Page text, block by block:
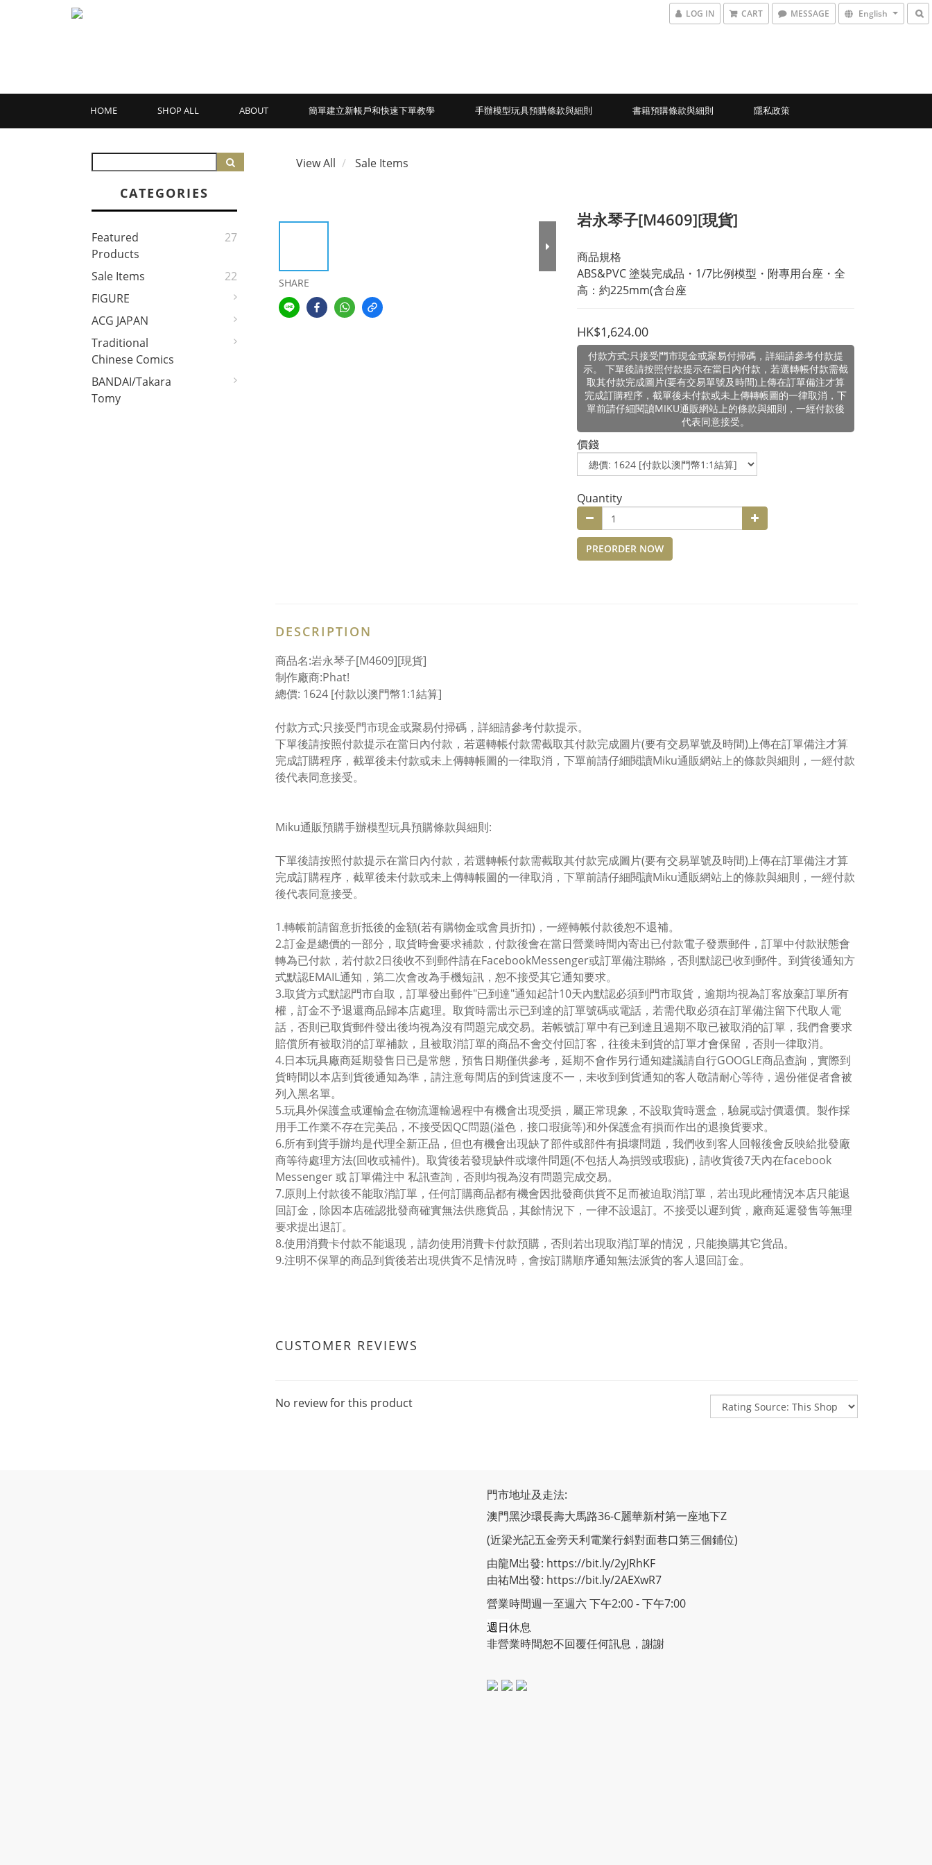
LOG IN CART MESSAGE English
HOME SHOP ALL ABOUT 簡單建立新帳戶和快速下單教學 手辦模型玩具預購條款與細則 書籍預購條款與細則 隱私政策
CATEGORIES
Featured
Products
27
Sale Items
22
FIGURE
ACG JAPAN
Traditional
Chinese Comics
BANDAI/Takara
Tomy
View All Sale Items
SHARE
岩永琴子[M4609][現貨]
商品規格
ABS&PVC 塗裝完成品・1/7比例模型・附專用台座・全
高：約225mm(含台座
HK$1,624.00
付款方式:只接受門市現金或聚易付掃碼，詳細請參考付款提
示。 下單後請按照付款提示在當日內付款，若選轉帳付款需截
取其付款完成圖片(要有交易單號及時間)上傳在訂單備注才算
完成訂購程序，截單後未付款或未上傳轉帳圖的一律取消，下
單前請仔細閱讀MIKU通販網站上的條款與細則，一經付款後
代表同意接受。
價錢
Quantity
PREORDER NOW
DESCRIPTION
商品名:岩永琴子[M4609][現貨]
制作廠商:Phat!
總價: 1624 [付款以澳門幣1:1結算]
付款方式:只接受門市現金或聚易付掃碼，詳細請參考付款提示。
下單後請按照付款提示在當日內付款，若選轉帳付款需截取其付款完成圖片(要有交易單號及時間)上傳在訂單備注才算
完成訂購程序，截單後未付款或未上傳轉帳圖的一律取消，下單前請仔細閱讀Miku通販網站上的條款與細則，一經付款
後代表同意接受。
Miku通販預購手辦模型玩具預購條款與細則:
下單後請按照付款提示在當日內付款，若選轉帳付款需截取其付款完成圖片(要有交易單號及時間)上傳在訂單備注才算
完成訂購程序，截單後未付款或未上傳轉帳圖的一律取消，下單前請仔細閱讀Miku通販網站上的條款與細則，一經付款
後代表同意接受。
1.轉帳前請留意折抵後的金額(若有購物金或會員折扣)，一經轉帳付款後恕不退補。
2.訂金是總價的一部分，取貨時會要求補款，付款後會在當日營業時間內寄出已付款電子發票郵件，訂單中付款狀態會
轉為已付款，若付款2日後收不到郵件請在FacebookMessenger或訂單備注聯絡，否則默認已收到郵件。到貨後通知方
式默認EMAIL通知，第二次會改為手機短訊，恕不接受其它通知要求。
3.取貨方式默認門市自取，訂單發出郵件"已到達"通知起計10天內默認必須到門市取貨，逾期均視為訂客放棄訂單所有
權，訂金不予退還商品歸本店處理。取貨時需出示已到達的訂單號碼或電話，若需代取必須在訂單備注留下代取人電
話，否則已取貨郵件發出後均視為沒有問題完成交易。若帳號訂單中有已到達且過期不取已被取消的訂單，我們會要求
賠償所有被取消的訂單補款，且被取消訂單的商品不會交付回訂客，往後未到貨的訂單才會保留，否則一律取消。
4.日本玩具廠商延期發售日已是常態，預售日期僅供參考，延期不會作另行通知建議請自行GOOGLE商品查詢，實際到
貨時間以本店到貨後通知為準，請注意每間店的到貨速度不一，未收到到貨通知的客人敬請耐心等待，過份催促者會被
列入黑名單。
5.玩具外保護盒或運輸盒在物流運輸過程中有機會出現受損，屬正常現象，不設取貨時選盒，驗屍或討價還價。製作採
用手工作業不存在完美品，不接受因QC問題(溢色，接口瑕疵等)和外保護盒有損而作出的退換貨要求。
6.所有到貨手辦均是代理全新正品，但也有機會出現缺了部件或部件有損壞問題，我們收到客人回報後會反映給批發廠
商等待處理方法(回收或補件)。取貨後若發現缺件或壞件問題(不包括人為損毀或瑕疵)，請收貨後7天內在facebook
Messenger 或 訂單備注中 私訊查詢，否則均視為沒有問題完成交易。
7.原則上付款後不能取消訂單，任何訂購商品都有機會因批發商供貨不足而被迫取消訂單，若出現此種情況本店只能退
回訂金，除因本店確認批發商確實無法供應貨品，其餘情況下，一律不設退訂。不接受以遲到貨，廠商延遲發售等無理
要求提出退訂。
8.使用消費卡付款不能退現，請勿使用消費卡付款預購，否則若出現取消訂單的情況，只能換購其它貨品。
9.注明不保單的商品到貨後若出現供貨不足情況時，會按訂購順序通知無法派貨的客人退回訂金。
CUSTOMER REVIEWS
No review for this product
門市地址及走法:
澳門黑沙環長壽大馬路36-C麗華新村第一座地下Z
(近梁光記五金旁天利電業行斜對面巷口第三個鋪位)
由龍M出發: https://bit.ly/2yJRhKF
由祐M出發: https://bit.ly/2AEXwR7
營業時間週一至週六 下午2:00 - 下午7:00
週日休息
非營業時間恕不回覆任何訊息，謝謝